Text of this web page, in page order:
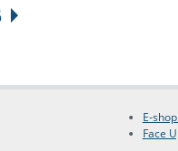
E-
Face